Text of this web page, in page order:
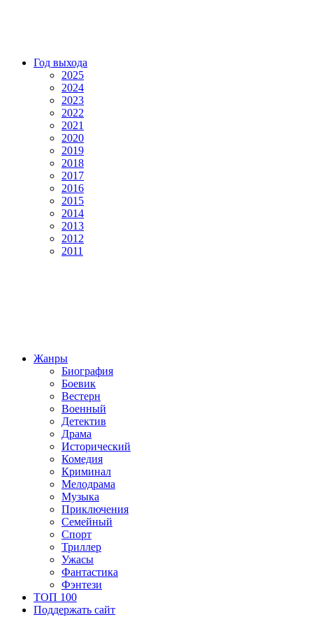
Год выхода
2025
2024
2023
2022
2021
2020
2019
2018
2017
2016
2015
2014
2013
2012
2011
Жанры
Биография
Боевик
Вестерн
Военный
Детектив
Драма
Исторический
Комедия
Криминал
Мелодрама
Музыка
Приключения
Семейный
Спорт
Триллер
Ужасы
Фантастика
Фэнтези
ТОП 100
Поддержать сайт